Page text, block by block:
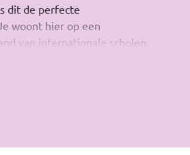
dit de perfecte
woont hier op een
van internationale scholen,